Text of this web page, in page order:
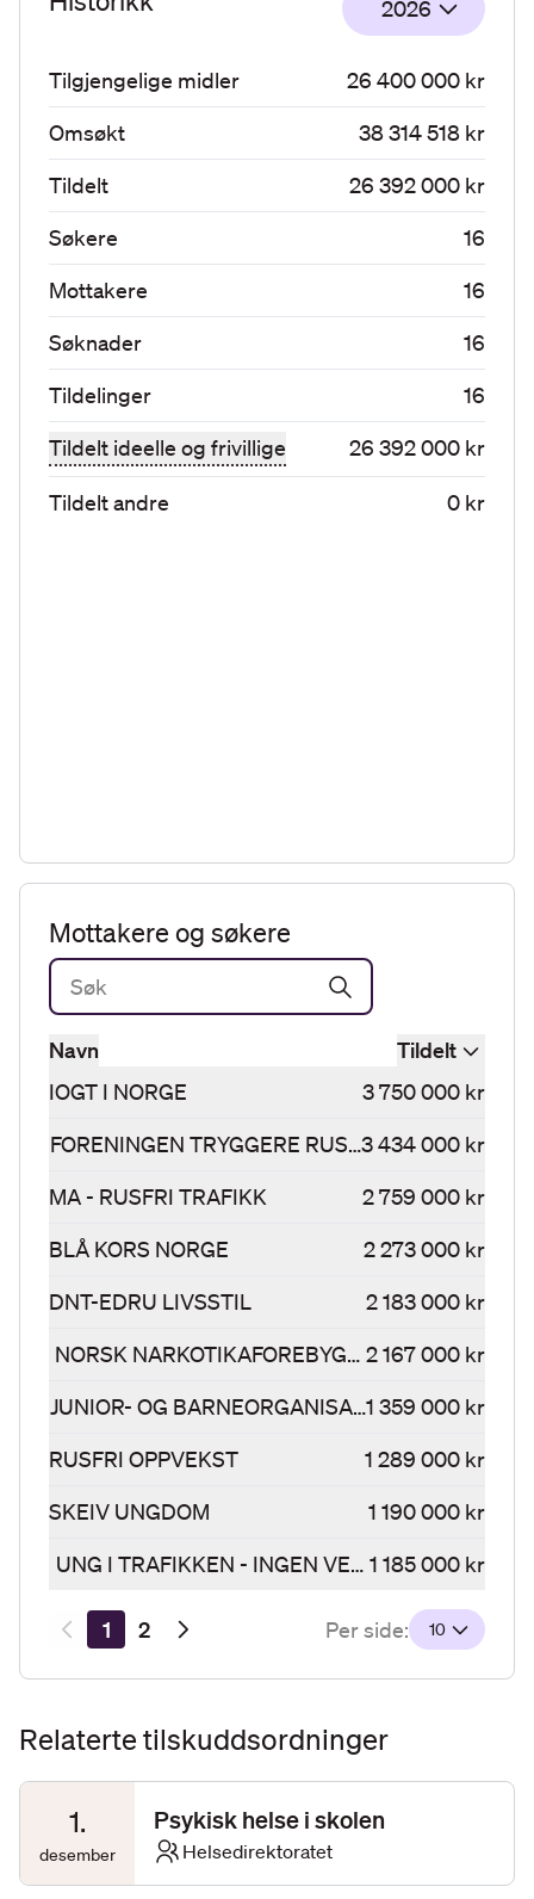
2026
Tilgjengelige midler
26 400 000 kr
Omsøkt
38 314 518 kr
Tildelt
26 392 000 kr
Søkere
16
Mottakere
16
Søknader
16
Tildelinger
16
Tildelt ideelle og frivillige
26 392 000 kr
Tildelt andre 0 kr
Mottakere og søkere
Navn
Tildelt
IOGT I NORGE
3 750 000 kr
FORENINGEN TRYGGERE RUSPOLITIKK
3 434 000 kr
MA - RUSFRI TRAFIKK
2 759 000 kr
BLÅ KORS NORGE
2 273 000 kr
DNT-EDRU LIVSSTIL
2 183 000 kr
NORSK NARKOTIKAFOREBYGGENDE FORENING
2 167 000 kr
JUNIOR- OG BARNEORGANISASJONEN JUBA
1 359 000 kr
RUSFRI OPPVEKST
1 289 000 kr
SKEIV UNGDOM
1 190 000 kr
UNG I TRAFIKKEN - INGEN VENNER Å MISTE
1 185 000 kr
Resultatsider
1 2 Per side: 10
Relaterte tilskuddsordninger
1.
desember
Psykisk helse i skolen
Helsedirektoratet